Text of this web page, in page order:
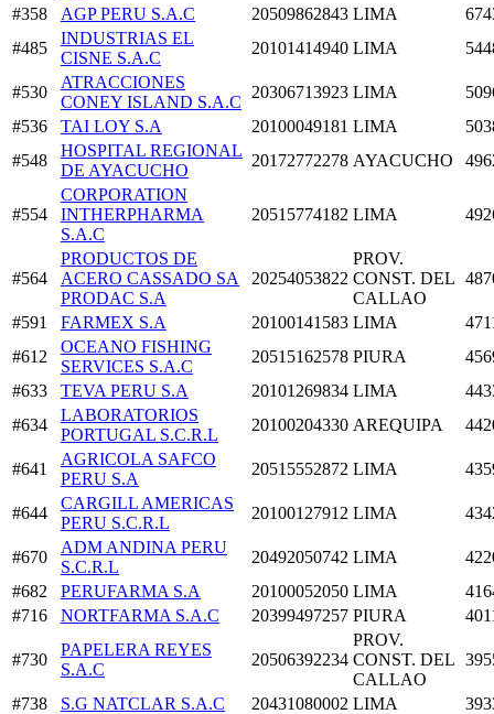
#358 AGP PERU S.A.C 20509862843 LIMA
#485
INDUSTRIAS EL
CISNE S.A.C
20101414940 LIMA
#530
ATRACCIONES
CONEY ISLAND S.A.C
20306713923 LIMA
#536
TAI LOY S.A 20100049181 LIMA
#548
HOSPITAL REGIONAL
DE AYACUCHO
20172772278 AYACUCHO
#554
CORPORATION
INTHERPHARMA
S.A.C
20515774182 LIMA
#564
PRODUCTOS DE
ACERO CASSADO SA
PRODAC S.A
20254053822
PROV.
CONST. DEL
CALLAO
#591 FARMEX S.A 20100141583 LIMA
#612
OCEANO FISHING
SERVICES S.A.C
20515162578 PIURA
#633
TEVA PERU S.A 20101269834 LIMA
#634
LABORATORIOS
PORTUGAL S.C.R.L
20100204330 AREQUIPA
#641
AGRICOLA SAFCO
PERU S.A
20515552872 LIMA
#644
CARGILL AMERICAS
PERU S.C.R.L
20100127912 LIMA
#670
ADM ANDINA PERU
S.C.R.L
20492050742 LIMA
#682
PERUFARMA S.A 20100052050 LIMA
#716
NORTFARMA S.A.C 20399497257 PIURA
#730
PAPELERA REYES
S.A.C
20506392234
PROV.
CONST. DEL
CALLAO
#738 S.G NATCLAR S.A.C 20431080002 LIMA